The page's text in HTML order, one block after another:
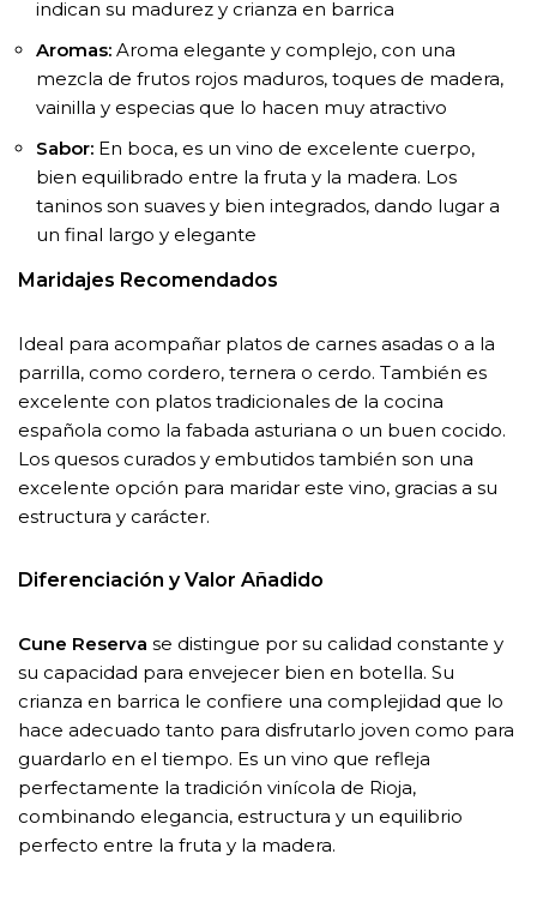
indican su madurez y crianza en barrica
Aromas: Aroma elegante y complejo, con una
mezcla de frutos rojos maduros, toques de madera,
vainilla y especias que lo hacen muy atractivo
Sabor: En boca, es un vino de excelente cuerpo,
bien equilibrado entre la fruta y la madera. Los
taninos son suaves y bien integrados, dando lugar a
un final largo y elegante
Maridajes Recomendados
Ideal para acompañar platos de carnes asadas o a la
parrilla, como cordero, ternera o cerdo. También es
excelente con platos tradicionales de la cocina
española como la fabada asturiana o un buen cocido.
Los quesos curados y embutidos también son una
excelente opción para maridar este vino, gracias a su
estructura y carácter.
Diferenciación y Valor Añadido
Cune Reserva se distingue por su calidad constante y
su capacidad para envejecer bien en botella. Su
crianza en barrica le confiere una complejidad que lo
hace adecuado tanto para disfrutarlo joven como para
guardarlo en el tiempo. Es un vino que refleja
perfectamente la tradición vinícola de Rioja,
combinando elegancia, estructura y un equilibrio
perfecto entre la fruta y la madera.